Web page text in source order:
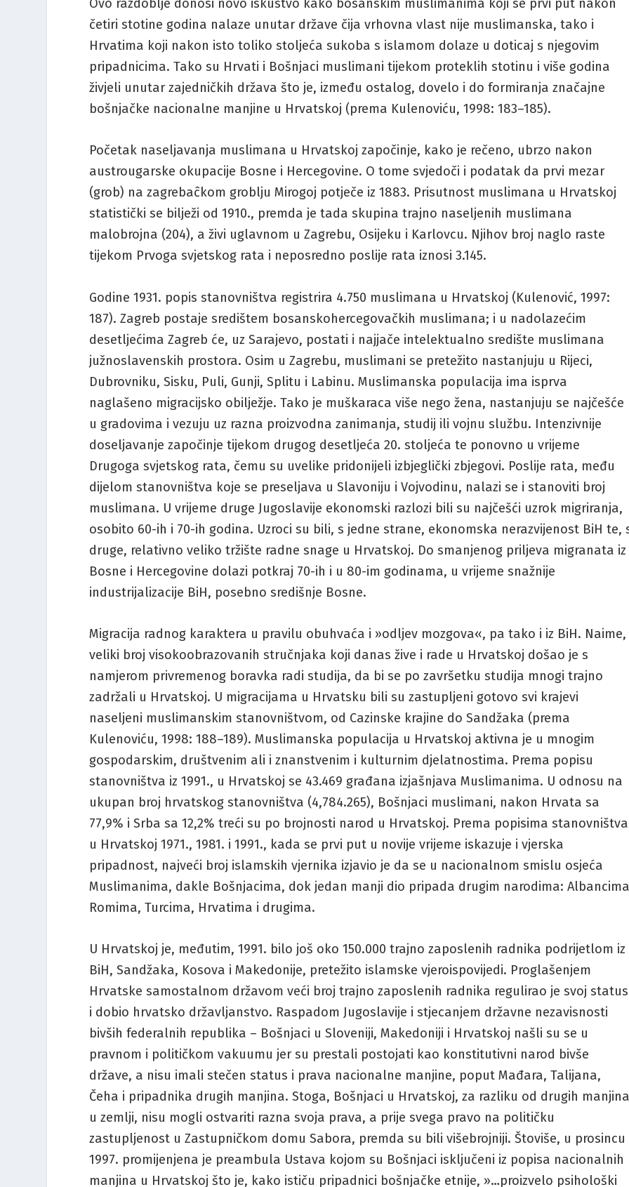
Ovo razdoblje donosi novo iskustvo kako bosanskim muslimanima koji se prvi put nakon
četiri stotine godina nalaze unutar države čija vrhovna vlast nije muslimanska, tako i
Hrvatima koji nakon isto toliko stoljeća sukoba s islamom dolaze u doticaj s njegovim
pripadnicima. Tako su Hrvati i Bošnjaci muslimani tijekom proteklih stotinu i više godina
živjeli unutar zajedničkih država što je, između ostalog, dovelo i do formiranja značajne
bošnjačke nacionalne manjine u Hrvatskoj (prema Kulenoviću, 1998: 183–185).
Početak naseljavanja muslimana u Hrvatskoj započinje, kako je rečeno, ubrzo nakon
austrougarske okupacije Bosne i Hercegovine. O tome svjedoči i podatak da prvi mezar
(grob) na zagrebaĉkom groblju Mirogoj potječe iz 1883. Prisutnost muslimana u Hrvatskoj
statistički se bilježi od 1910., premda je tada skupina trajno naseljenih muslimana
malobrojna (204), a živi uglavnom u Zagrebu, Osijeku i Karlovcu. Njihov broj naglo raste
tijekom Prvoga svjetskog rata i neposredno poslije rata iznosi 3.145.
Godine 1931. popis stanovništva registrira 4.750 muslimana u Hrvatskoj (Kulenović, 1997:
187). Zagreb postaje središtem bosanskohercegovačkih muslimana; i u nadolazećim
desetljećima Zagreb će, uz Sarajevo, postati i najjače intelektualno središte muslimana
južnoslavenskih prostora. Osim u Zagrebu, muslimani se pretežito nastanjuju u Rijeci,
Dubrovniku, Sisku, Puli, Gunji, Splitu i Labinu. Muslimanska populacija ima isprva
naglašeno migracijsko obilježje. Tako je muškaraca više nego žena, nastanjuju se najčešće
u gradovima i vezuju uz razna proizvodna zanimanja, studij ili vojnu službu. Intenzivnije
doseljavanje započinje tijekom drugog desetljeća 20. stoljeća te ponovno u vrijeme
Drugoga svjetskog rata, čemu su uvelike pridonijeli izbjeglički zbjegovi. Poslije rata, među
dijelom stanovništva koje se preseljava u Slavoniju i Vojvodinu, nalazi se i stanoviti broj
muslimana. U vrijeme druge Jugoslavije ekonomski razlozi bili su najčešći uzrok migriranja,
osobito 60-ih i 70-ih godina. Uzroci su bili, s jedne strane, ekonomska nerazvijenost BiH te,
druge, relativno veliko tržište radne snage u Hrvatskoj. Do smanjenog priljeva migranata iz
Bosne i Hercegovine dolazi potkraj 70-ih i u 80-im godinama, u vrijeme snažnije
industrijalizacije BiH, posebno središnje Bosne.
Migracija radnog karaktera u pravilu obuhvaća i »odljev mozgova«, pa tako i iz BiH. Naime,
veliki broj visokoobrazovanih stručnjaka koji danas žive i rade u Hrvatskoj došao je s
namjerom privremenog boravka radi studija, da bi se po završetku studija mnogi trajno
zadržali u Hrvatskoj. U migracijama u Hrvatsku bili su zastupljeni gotovo svi krajevi
naseljeni muslimanskim stanovništvom, od Cazinske krajine do Sandžaka (prema
Kulenoviću, 1998: 188–189). Muslimanska populacija u Hrvatskoj aktivna je u mnogim
gospodarskim, društvenim ali i znanstvenim i kulturnim djelatnostima. Prema popisu
stanovništva iz 1991., u Hrvatskoj se 43.469 građana izjašnjava Muslimanima. U odnosu na
ukupan broj hrvatskog stanovništva (4,784.265), Bošnjaci muslimani, nakon Hrvata sa
77,9% i Srba sa 12,2% treći su po brojnosti narod u Hrvatskoj. Prema popisima stanovništva
u Hrvatskoj 1971., 1981. i 1991., kada se prvi put u novije vrijeme iskazuje i vjerska
pripadnost, najveći broj islamskih vjernika izjavio je da se u nacionalnom smislu osjeća
Muslimanima, dakle Bošnjacima, dok jedan manji dio pripada drugim narodima:
Romima, Turcima, Hrvatima i drugima.
U Hrvatskoj je, međutim, 1991. bilo još oko 150.000 trajno zaposlenih radnika podrijetlom iz
BiH, Sandžaka, Kosova i Makedonije, pretežito islamske vjeroispovijedi. Proglašenjem
Hrvatske samostalnom državom veći broj trajno zaposlenih radnika regulirao je svoj status
i dobio hrvatsko državljanstvo. Raspadom Jugoslavije i stjecanjem državne nezavisnosti
bivših federalnih republika – Bošnjaci u Sloveniji, Makedoniji i Hrvatskoj našli su se u
pravnom i političkom vakuumu jer su prestali postojati kao konstitutivni narod bivše
države, a nisu imali stečen status i prava nacionalne manjine, poput Mađara, Talijana,
Čeha i pripadnika drugih manjina. Stoga, Bošnjaci u Hrvatskoj, za razliku od drugih
u zemlji, nisu mogli ostvariti razna svoja prava, a prije svega pravo na političku
zastupljenost u Zastupničkom domu Sabora, premda su bili višebrojniji. Štoviše, u prosincu
1997. promijenjena je preambula Ustava kojom su Bošnjaci isključeni iz popisa nacionalnih
manjina u Hrvatskoj što je, kako ističu pripadnici bošnjačke etnije, »…proizvelo psihološki